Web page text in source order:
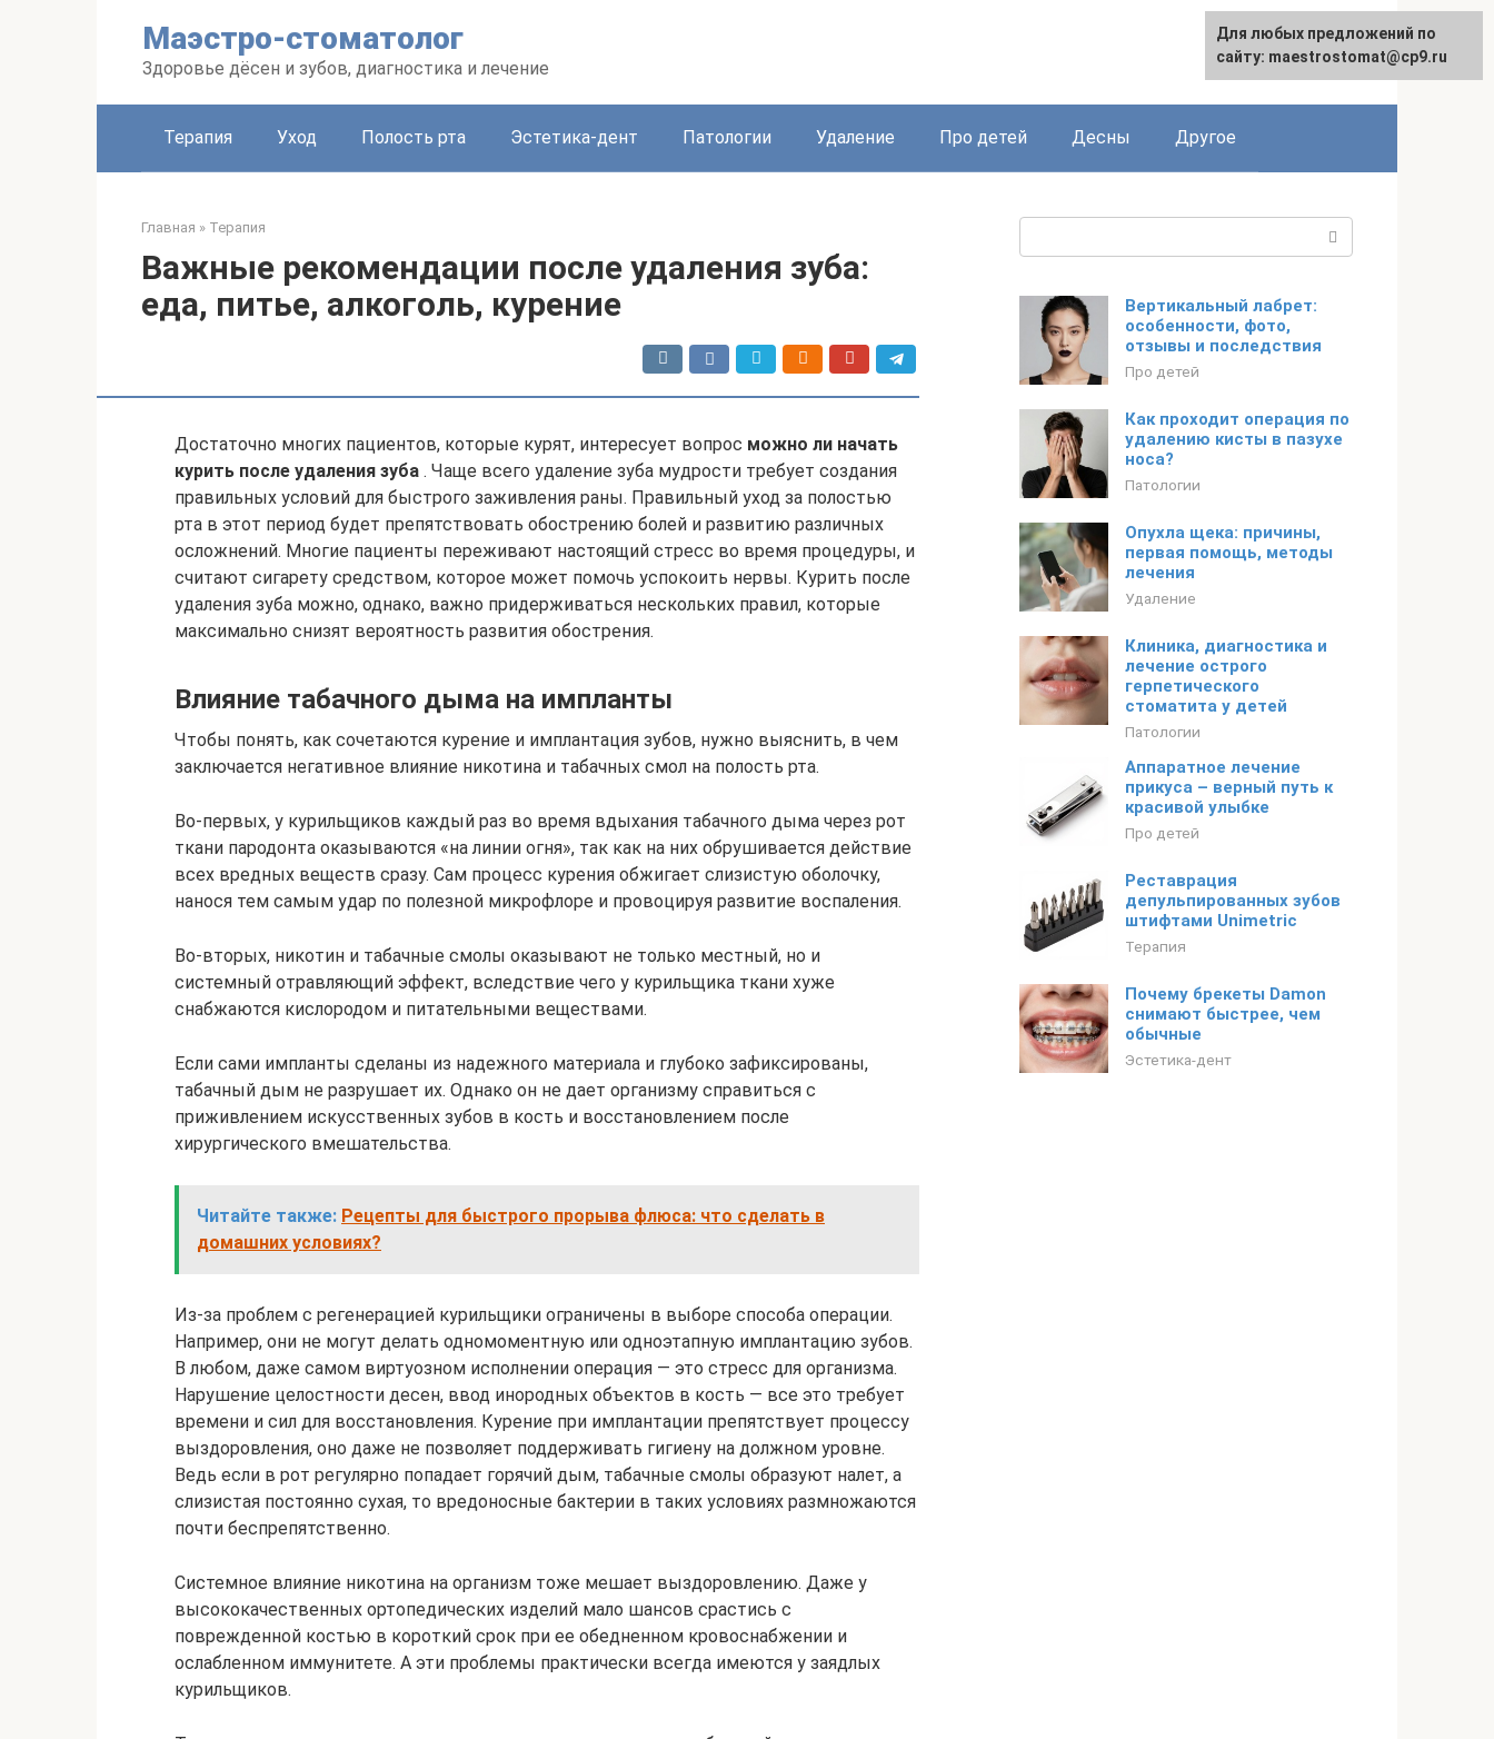
Маэстро-стоматолог
Здоровье дёсен и зубов, диагностика и лечение
Терапия Уход Полость рта Эстетика-дент Патологии Удаление Про детей Десны Другое
Главная » Терапия
Важные рекомендации после удаления зуба:
еда, питье, алкоголь, курение
Достаточно многих пациентов, которые курят, интересует вопрос можно ли начать
курить после удаления зуба . Чаще всего удаление зуба мудрости требует создания
правильных условий для быстрого заживления раны. Правильный уход за полостью
рта в этот период будет препятствовать обострению болей и развитию различных
осложнений. Многие пациенты переживают настоящий стресс во время процедуры, и
считают сигарету средством, которое может помочь успокоить нервы. Курить после
удаления зуба можно, однако, важно придерживаться нескольких правил, которые
максимально снизят вероятность развития обострения.
Влияние табачного дыма на импланты
Чтобы понять, как сочетаются курение и имплантация зубов, нужно выяснить, в чем
заключается негативное влияние никотина и табачных смол на полость рта.
Во-первых, у курильщиков каждый раз во время вдыхания табачного дыма через рот
ткани пародонта оказываются «на линии огня», так как на них обрушивается действие
всех вредных веществ сразу. Сам процесс курения обжигает слизистую оболочку,
нанося тем самым удар по полезной микрофлоре и провоцируя развитие воспаления.
Во-вторых, никотин и табачные смолы оказывают не только местный, но и
системный отравляющий эффект, вследствие чего у курильщика ткани хуже
снабжаются кислородом и питательными веществами.
Если сами импланты сделаны из надежного материала и глубоко зафиксированы,
табачный дым не разрушает их. Однако он не дает организму справиться с
приживлением искусственных зубов в кость и восстановлением после
хирургического вмешательства.
Читайте также: Рецепты для быстрого прорыва флюса: что сделать в
домашних условиях?
Из-за проблем с регенерацией курильщики ограничены в выборе способа операции.
Например, они не могут делать одномоментную или одноэтапную имплантацию зубов.
В любом, даже самом виртуозном исполнении операция — это стресс для организма.
Нарушение целостности десен, ввод инородных объектов в кость — все это требует
времени и сил для восстановления. Курение при имплантации препятствует процессу
выздоровления, оно даже не позволяет поддерживать гигиену на должном уровне.
Ведь если в рот регулярно попадает горячий дым, табачные смолы образуют налет, а
слизистая постоянно сухая, то вредоносные бактерии в таких условиях размножаются
почти беспрепятственно.
Системное влияние никотина на организм тоже мешает выздоровлению. Даже у
высококачественных ортопедических изделий мало шансов срастись с
поврежденной костью в короткий срок при ее обедненном кровоснабжении и
ослабленном иммунитете. А эти проблемы практически всегда имеются у заядлых
курильщиков.
Вертикальный лабрет:
особенности, фото,
отзывы и последствия
Про детей
Как проходит операция по
удалению кисты в пазухе
носа?
Патологии
Опухла щека: причины,
первая помощь, методы
лечения
Удаление
Клиника, диагностика и
лечение острого
герпетического
стоматита у детей
Патологии
Аппаратное лечение
прикуса – верный путь к
красивой улыбке
Про детей
Реставрация
депульпированных зубов
штифтами Unimetric
Терапия
Почему брекеты Damon
снимают быстрее, чем
обычные
Эстетика-дент
Для любых предложений по
сайту: maestrostomat@cp9.ru